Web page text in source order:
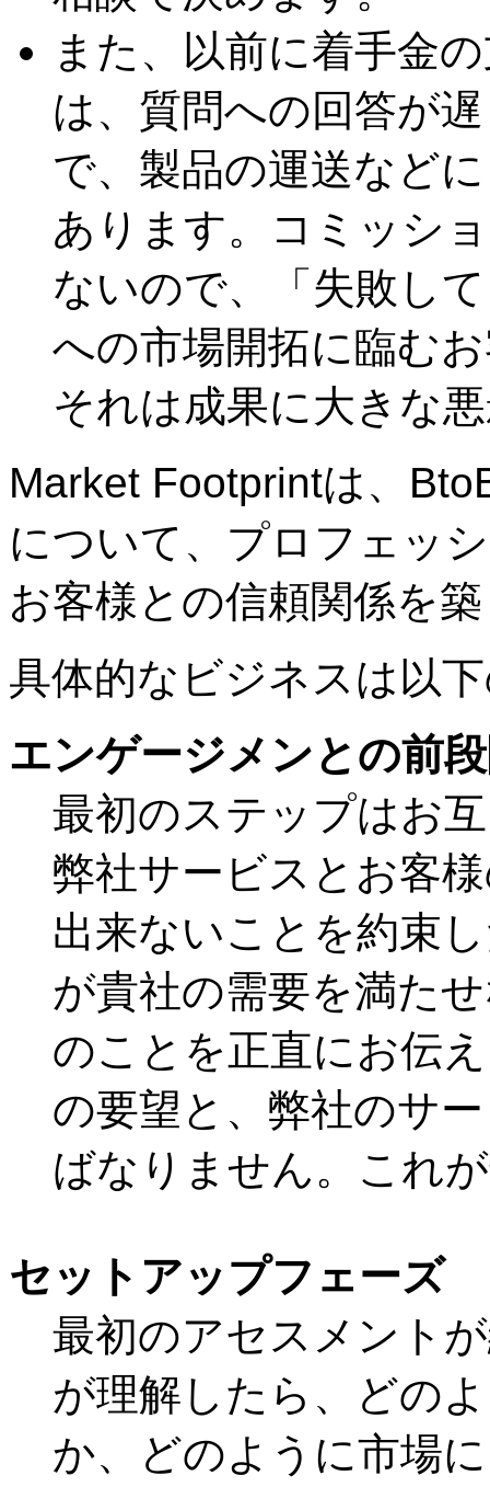
また、以前に着手金
は、質問への回答が
で、製品の運送など
あります。コミッシ
ないので、「失敗し
への市場開拓に臨む
それは成果に大きな
Market Footprintは、
について、プロフェッ
お客様との信頼関係を
具体的なビジネスは以
エンゲージメンとの前
最初のステップはお
弊社サービスとお客
出来ないことを約束
が貴社の需要を満た
のことを正直にお伝
の要望と、弊社のサ
ばなりません。これ
セットアップフェーズ
最初のアセスメント
が理解したら、どの
か、どのように市場